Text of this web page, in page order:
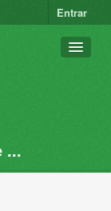
Entrar
...